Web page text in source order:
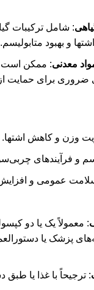
: شامل ترکیبات
و بهبود متابولیسم.
معدنی: ممکن است
ضروری برای حمایت
وزن و کاهش اشتها.
و فرآیندهای
سلامت عمومی و
: معمولاً یک یا دو
پزشک یا
: ترجیحاً با غذا یا